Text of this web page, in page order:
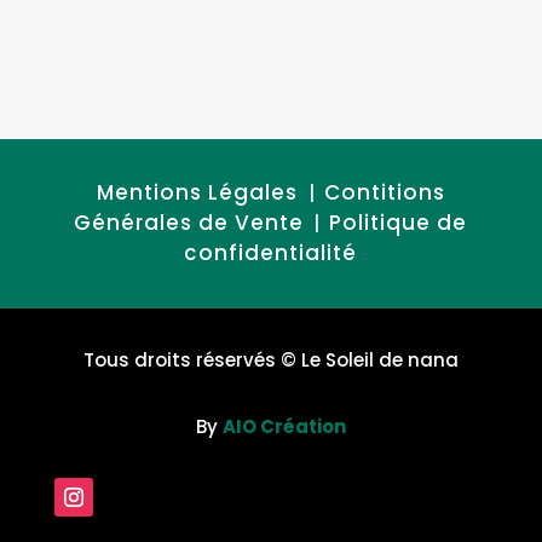
Mentions Légales
Contitions
Générales de Vente
Politique de
confidentialité
Tous droits réservés © Le Soleil de nana
ByAIO Création